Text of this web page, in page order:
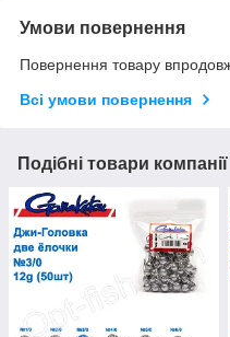
Умови повернення
Повернення товару
Всі умови повернення
Подібні товари компанії